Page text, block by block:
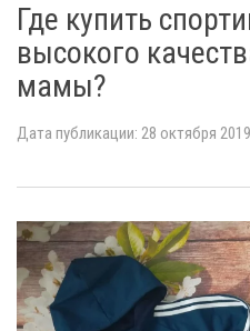
Где купить
высокого
мамы?
Дата публикации: 28 октября 2019